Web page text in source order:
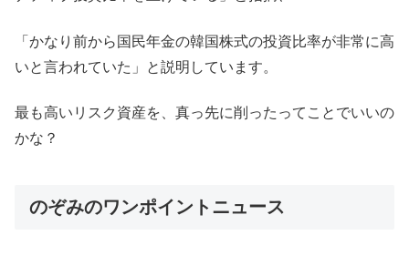
「かなり前から国民年金の韓国株式の投資比率が非常に高
いと言われていた」と説明しています。
最も高いリスク資産を、真っ先に削ったってことでいいの
かな？
のぞみのワンポイントニュース